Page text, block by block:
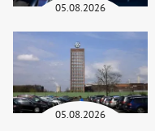
05.08.2026
05.08.2026